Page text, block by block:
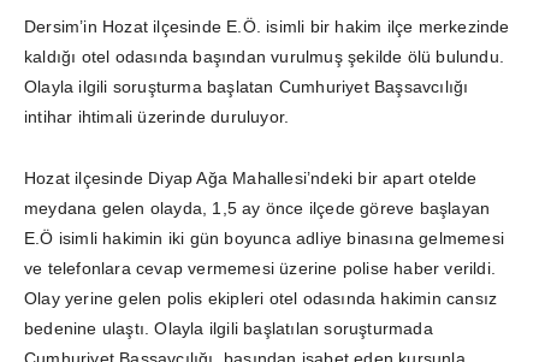
Dersim’in Hozat ilçesinde E.Ö. isimli bir hakim ilçe merkezinde
kaldığı otel odasında başından vurulmuş şekilde ölü bulundu.
Olayla ilgili soruşturma başlatan Cumhuriyet Başsavcılığı
intihar ihtimali üzerinde duruluyor.
Hozat ilçesinde Diyap Ağa Mahallesi’ndeki bir apart otelde
meydana gelen olayda, 1,5 ay önce ilçede göreve başlayan
E.Ö isimli hakimin iki gün boyunca adliye binasına gelmemesi
ve telefonlara cevap vermemesi üzerine polise haber verildi.
Olay yerine gelen polis ekipleri otel odasında hakimin cansız
bedenine ulaştı. Olayla ilgili başlatılan soruşturmada
Cumhuriyet Başsavcılığı, başından isabet eden kurşunla